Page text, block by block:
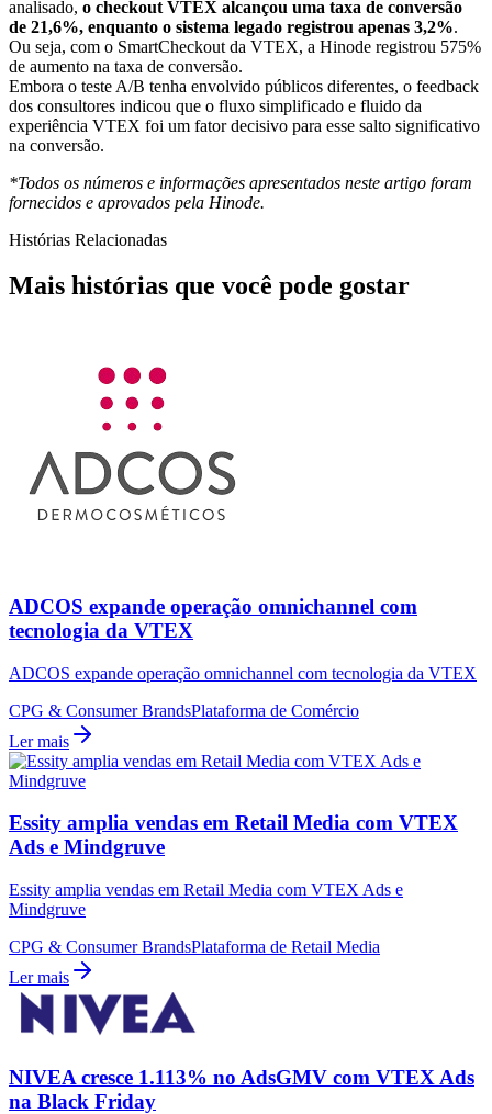
analisado, o checkout VTEX alcançou uma taxa de conversão
de 21,6%, enquanto o sistema legado registrou apenas 3,2%.
Ou seja, com o SmartCheckout da VTEX, a Hinode registrou 575%
de aumento na taxa de conversão.
Embora o teste A/B tenha envolvido públicos diferentes, o feedback
dos consultores indicou que o fluxo simplificado e fluido da
experiência VTEX foi um fator decisivo para esse salto significativo
na conversão.
*Todos os números e informações apresentados neste artigo foram
fornecidos e aprovados pela Hinode.
Histórias Relacionadas
Mais histórias que você pode gostar
ADCOS expande operação omnichannel com
tecnologia da VTEX
ADCOS expande operação omnichannel com tecnologia da VTEX
CPG & Consumer BrandsPlataforma de Comércio
Ler mais
Essity amplia vendas em Retail Media com VTEX
Ads e Mindgruve
Essity amplia vendas em Retail Media com VTEX Ads e
Mindgruve
CPG & Consumer BrandsPlataforma de Retail Media
Ler mais
NIVEA cresce 1.113% no AdsGMV com VTEX Ads
na Black Friday